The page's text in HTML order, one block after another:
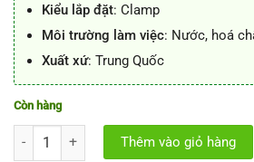
Kiểu lắp đặt: Clamp
Môi trường làm việc: Nước, hoá
Xuất xứ: Trung Quốc
Còn hàng
Van bi 3 ngã inox vi sinh tay gạt số lượng
Thêm vào giỏ hàng